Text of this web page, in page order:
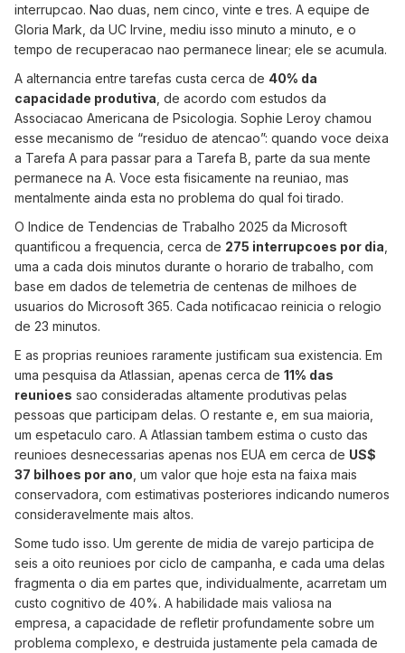
interrupcao. Nao duas, nem cinco, vinte e tres. A equipe de
Gloria Mark, da UC Irvine, mediu isso minuto a minuto, e o
tempo de recuperacao nao permanece linear; ele se acumula.
A alternancia entre tarefas custa cerca de 40% da
capacidade produtiva , de acordo com estudos da
Associacao Americana de Psicologia. Sophie Leroy chamou
esse mecanismo de “residuo de atencao”: quando voce deixa
a Tarefa A para passar para a Tarefa B, parte da sua mente
permanece na A. Voce esta fisicamente na reuniao, mas
mentalmente ainda esta no problema do qual foi tirado.
O Indice de Tendencias de Trabalho 2025 da Microsoft
quantificou a frequencia, cerca de 275 interrupcoes por dia
uma a cada dois minutos durante o horario de trabalho, com
base em dados de telemetria de centenas de milhoes de
usuarios do Microsoft 365. Cada notificacao reinicia o relogio
de 23 minutos.
E as proprias reunioes raramente justificam sua existencia. Em
uma pesquisa da Atlassian, apenas cerca de 11% das
reunioes sao consideradas altamente produtivas pelas
pessoas que participam delas. O restante e, em sua maioria,
um espetaculo caro. A Atlassian tambem estima o custo das
reunioes desnecessarias apenas nos EUA em cerca de US$
37 bilhoes por ano , um valor que hoje esta na faixa mais
conservadora, com estimativas posteriores indicando numeros
consideravelmente mais altos.
Some tudo isso. Um gerente de midia de varejo participa de
seis a oito reunioes por ciclo de campanha, e cada uma delas
fragmenta o dia em partes que, individualmente, acarretam um
custo cognitivo de 40%. A habilidade mais valiosa na
empresa, a capacidade de refletir profundamente sobre um
problema complexo, e destruida justamente pela camada de